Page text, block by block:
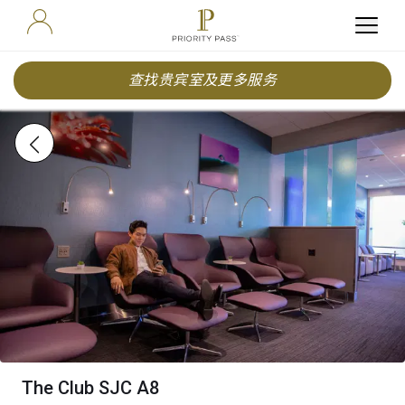
查找贵宾室及更多服务
The Club SJC A8